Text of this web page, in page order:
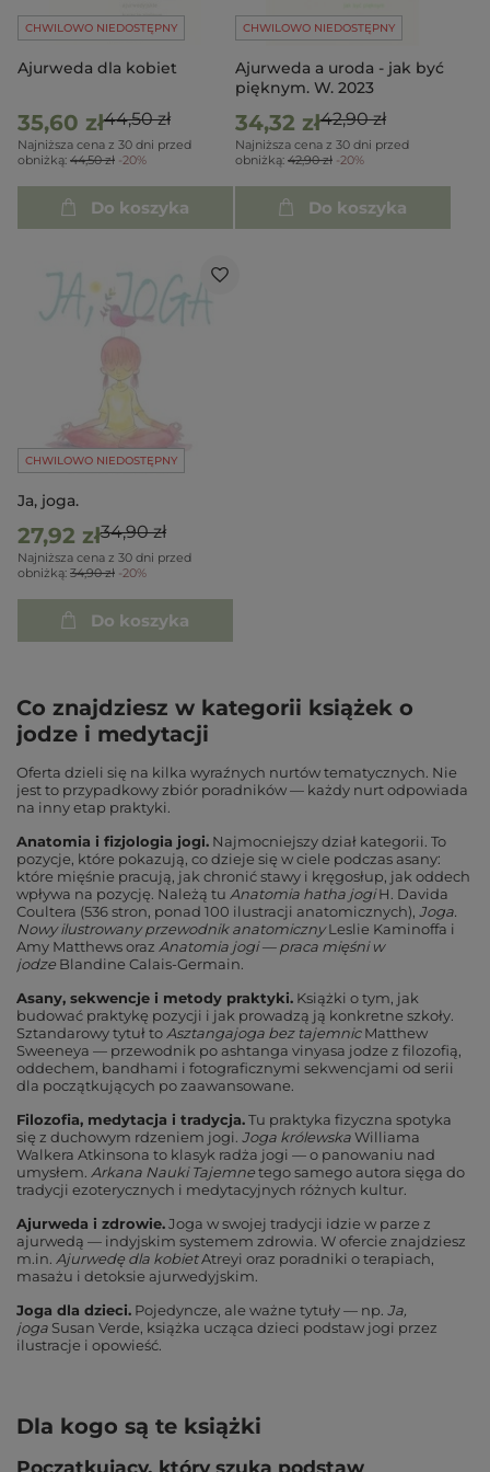
CHWILOWO NIEDOSTĘPNY
Ajurweda dla kobiet
35,60 zł44,50 zł
Najniższa cena z 30 dni przed
obniżką: 44,50 zł -20%
Do koszyka
CHWILOWO NIEDOSTĘPNY
Ajurweda a uroda - jak być
pięknym. W. 2023
34,32 zł42,90 zł
Najniższa cena z 30 dni przed
obniżką: 42,90 zł -20%
Do koszyka
CHWILOWO NIEDOSTĘPNY
Ja, joga.
27,92 zł34,90 zł
Najniższa cena z 30 dni przed
obniżką: 34,90 zł -20%
Do koszyka
Co znajdziesz w kategorii książek o
jodze i medytacji
Oferta dzieli się na kilka wyraźnych nurtów tematycznych. Nie
jest to przypadkowy zbiór poradników — każdy nurt odpowiada
na inny etap praktyki.
Anatomia i fizjologia jogi. Najmocniejszy dział kategorii. To
pozycje, które pokazują, co dzieje się w ciele podczas asany:
które mięśnie pracują, jak chronić stawy i kręgosłup, jak oddech
wpływa na pozycję. Należą tu Anatomia hatha jogi H. Davida
Coultera (536 stron, ponad 100 ilustracji anatomicznych), Joga.
Nowy ilustrowany przewodnik anatomiczny Leslie Kaminoffa i
Amy Matthews oraz Anatomia jogi — praca mięśni w
jodze Blandine Calais-Germain.
Asany, sekwencje i metody praktyki. Książki o tym, jak
budować praktykę pozycji i jak prowadzą ją konkretne szkoły.
Sztandarowy tytuł to Asztangajoga bez tajemnic Matthew
Sweeneya — przewodnik po ashtanga vinyasa jodze z filozofią,
oddechem, bandhami i fotograficznymi sekwencjami od serii
dla początkujących po zaawansowane.
Filozofia, medytacja i tradycja.Tu praktyka fizyczna spotyka
się z duchowym rdzeniem jogi. Joga królewskaWilliama
Walkera Atkinsona to klasyk radża jogi — o panowaniu nad
umysłem. Arkana Nauki Tajemnetego samego autora sięga do
tradycji ezoterycznych i medytacyjnych różnych kultur.
Ajurweda i zdrowie.Joga w swojej tradycji idzie w parze z
ajurwedą — indyjskim systemem zdrowia. W ofercie znajdziesz
m.in. Ajurwedę dla kobietAtreyi oraz poradniki o terapiach,
masażu i detoksie ajurwedyjskim.
Joga dla dzieci. Pojedyncze, ale ważne tytuły — np. Ja,
joga Susan Verde, książka ucząca dzieci podstaw jogi przez
ilustracje i opowieść.
Dla kogo są te książki
Początkujący, który szuka podstaw